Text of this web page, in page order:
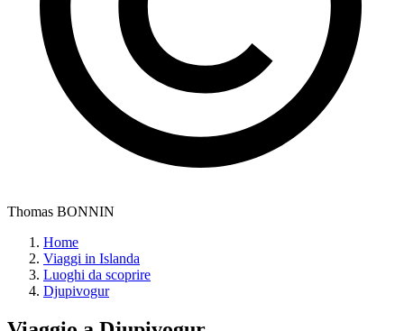
Thomas BONNIN
Home
Viaggi in Islanda
Luoghi da scoprire
Djupivogur